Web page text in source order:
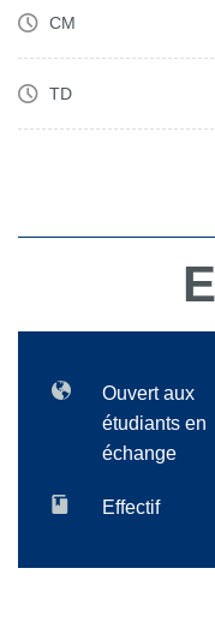
CM
TD
Ouvert aux
étudiants en
échange
Effectif